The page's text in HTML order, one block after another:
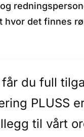
det finnes
du full
PLUSS
til vårt